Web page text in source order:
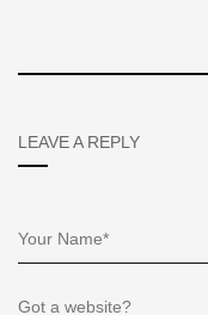
LEAVE A REPLY